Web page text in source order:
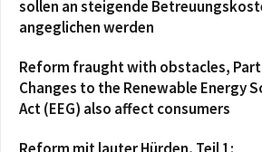
sollen an steigende
angeglichen werden
Reform fraught with obstacles, Part
Changes to the Renewable Energy
Act (EEG) also affect consumers